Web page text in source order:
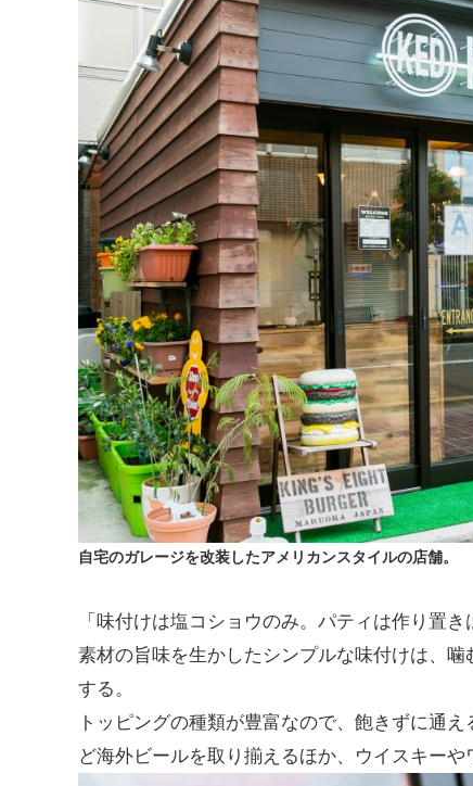
自宅のガレージを改装したアメリカンスタイルの店舗。
「味付けは塩コショウのみ。パティは作り置
素材の旨味を生かしたシンプルな味付けは、
する。
トッピングの種類が豊富なので、飽きずに通
ど海外ビールを取り揃えるほか、ウイスキーや